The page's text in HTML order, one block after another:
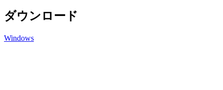
ダウンロード
Windows